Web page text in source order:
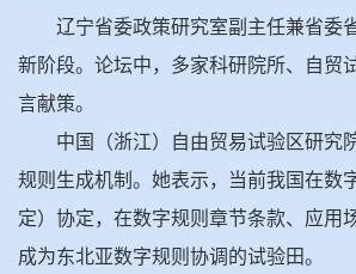
辽宁省委政策研究室副主任兼省委
新阶段。论坛中，多家科研院所、自贸
言献策。
中国（浙江）自由贸易试验区研究
规则生成机制。她表示，当前我国在数
定）协定，在数字规则章节条款、应用
成为东北亚数字规则协调的试验田。